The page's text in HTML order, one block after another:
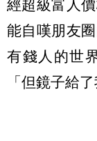
經超級富人
能自嘆朋友
有錢人的世
「但鏡子給